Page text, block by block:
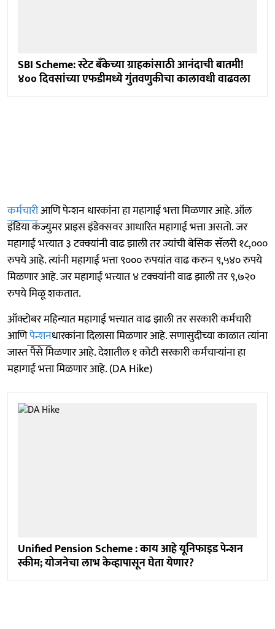
SBI Scheme: स्टेट बँकेच्या ग्राहकांसाठी आनंदाची बातमी!
४०० दिवसांच्या एफडीमध्ये गुंतवणुकीचा कालावधी वाढवला
कर्मचारीआणि पेन्शन धारकांना हा महागाई भत्ता मिळणार आहे. ऑल
इंडिया कंज्युमर प्राइस इंडेक्सवर आधारित महागाई भत्ता असतो. जर
महागाई भत्त्यात ३ टक्क्यांनी वाढ झाली तर ज्यांची बेसिक सॅलरी १८,०००
रुपये आहे. त्यांनी महागाई भत्ता ९००० रुपयांत वाढ करुन ९,५४० रुपये
मिळणार आहे. जर महागाई भत्त्यात ४ टक्क्यांनी वाढ झाली तर ९,७२०
रुपये मिळू शकतात.
ऑक्टोबर महिन्यात महागाई भत्त्यात वाढ झाली तर सरकारी कर्मचारी
आणिपेन्शनधारकांना दिलासा मिळणार आहे. सणासुदीच्या काळात त्यांना
जास्त पैसे मिळणार आहे. देशातील १ कोटी सरकारी कर्मचाऱ्यांना हा
महागाई भत्ता मिळणार आहे. (DA Hike)
Unified Pension Scheme : काय आहे यूनिफाइड पेन्शन
स्कीम; योजनेचा लाभ केव्हापासून घेता येणार?